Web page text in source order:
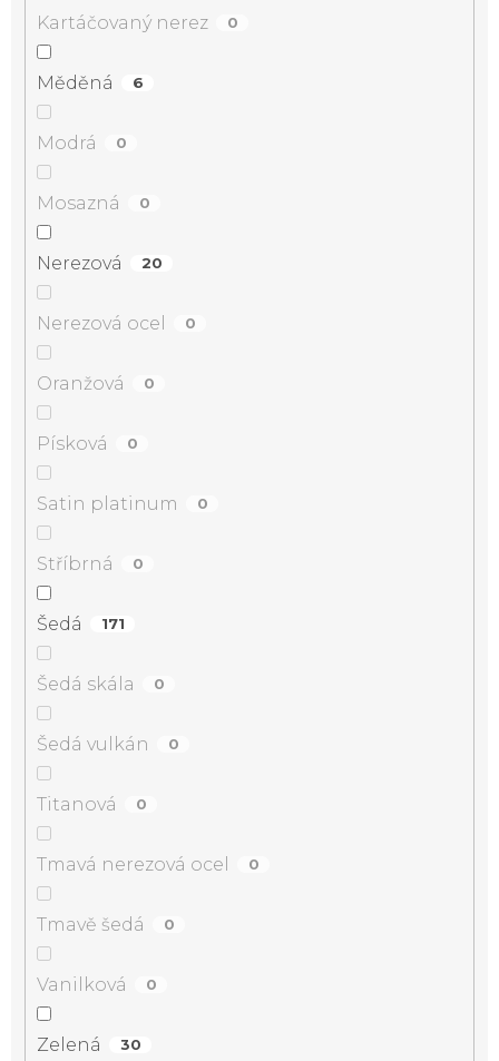
Kartáčovaný nerez 0
Měděná 6
Modrá 0
Mosazná 0
Nerezová 20
Nerezová ocel 0
Oranžová 0
Písková 0
Satin platinum 0
Stříbrná 0
Šedá 171
Šedá skála 0
Šedá vulkán 0
Titanová 0
Tmavá nerezová ocel 0
Tmavě šedá 0
Vanilková 0
Zelená 30